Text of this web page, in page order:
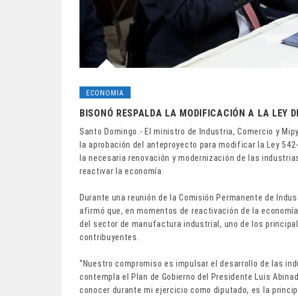
ECONOMIA
BISONÓ RESPALDA LA MODIFICACIÓN A LA LEY
Santo Domingo.- El ministro de Industria, Comercio y
la aprobación del anteproyecto para modificar la Ley
la necesaria renovación y modernización de las
reactivar la economía.
Durante una reunión de la Comisión Permanente de
afirmó que, en momentos de reactivación de la
del sector de manufactura industrial, uno de los
contribuyentes.
“Nuestro compromiso es impulsar el desarrollo de las
contempla el Plan de Gobierno del Presidente Luis
conocer durante mi ejercicio como diputado, es la